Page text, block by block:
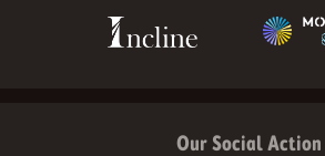
Our Social Action